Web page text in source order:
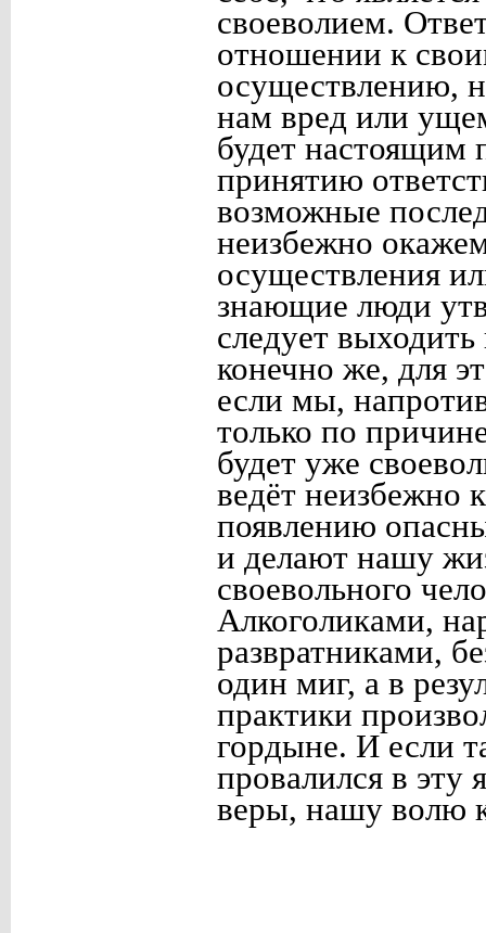
своеволием.
отношении к
осуществлению,
нам вред или
будет настоящим
принятию
возможные
неизбежно
осуществления
знающие люди
следует
конечно же, для
если мы,
только по
будет уже
ведёт неизбежно
появлению
и делают нашу
своевольного
Алкоголиками,
развратниками,
один миг, а в
практики
гордыне. И если
провалился в эту
веры, нашу волю